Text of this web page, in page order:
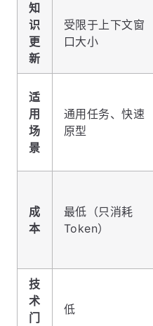
知
识
更
新
受限于上下文窗
口大小
适
用
场
景
通用任务、快速
原型
成
本
最低（只消耗
Token）
技
术
门
低